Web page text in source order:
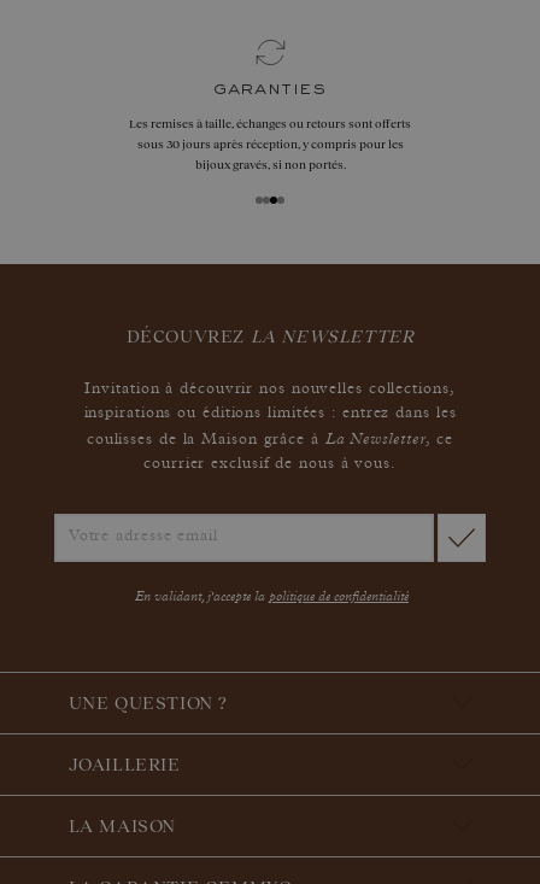
garanties
Les remises à taille, échanges ou retours sont offerts
sous 30 jours après réception, y compris pour les
bijoux gravés, si non portés.
DÉCOUVREZ LA NEWSLETTER
Invitation à découvrir nos nouvelles collections,
inspirations ou éditions limitées : entrez dans les
coulisses de la Maison grâce à La Newsletter,ce
courrier exclusif de nous à vous.
En validant, j'accepte la politique de confidentialité
UNE QUESTION ?
JOAILLERIE
LA MAISON